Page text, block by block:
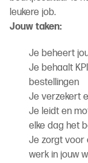
leukere job.
Jouw taken:
Je beheert
Je behaalt
bestellingen
Je verzekert
Je leidt en
elke dag het
Je zorgt voor
werk in jouw